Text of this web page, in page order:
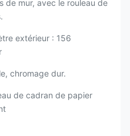
de mur, avec le rouleau de
extérieur : 156
chromage dur.
de cadran de papier